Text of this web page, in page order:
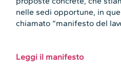
nelle sedi opportune, in
chiamato “manifesto del
Leggi il manifesto